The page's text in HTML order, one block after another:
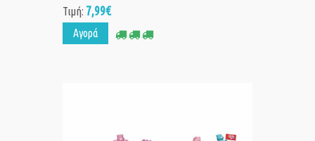
Τιμή: 7,99€
Αγορά